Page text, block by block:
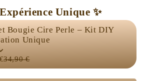
Unique ✨
Next buttons to navigate through
Bougie Cire Perle – Kit DIY
Unique
34,90 €